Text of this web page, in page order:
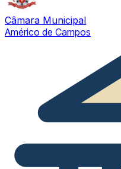
Câmara Municipal
Américo de Campos